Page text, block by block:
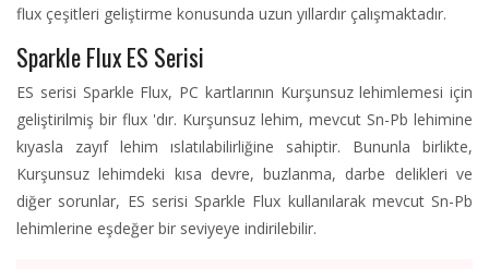
flux çeşitleri geliştirme konusunda uzun yıllardır çalışmaktadır.
Sparkle Flux ES Serisi
ES serisi Sparkle Flux, PC kartlarının Kurşunsuz lehimlemesi için
geliştirilmiş bir flux 'dır. Kurşunsuz lehim, mevcut Sn-Pb lehimine
kıyasla zayıf lehim ıslatılabilirliğine sahiptir. Bununla birlikte,
Kurşunsuz lehimdeki kısa devre, buzlanma, darbe delikleri ve
diğer sorunlar, ES serisi Sparkle Flux kullanılarak mevcut Sn-Pb
lehimlerine eşdeğer bir seviyeye indirilebilir.